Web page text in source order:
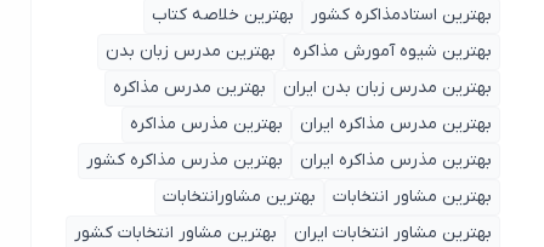
بهترین استادمذاکره کشور
بهترین خلاصه کتاب
بهترین شیوه آمورش مذاکره
بهترین مدرس زبان بدن
بهترین مدرس زبان بدن ایران
بهترین مدرس مذاکره
بهترین مدرس مذاکره ایران
بهترین مذرس مذاکره
بهترین مذرس مذاکره ایران
بهترین مذرس مذاکره کشور
بهترین مشاور انتخابات
بهترین مشاورانتخابات
بهترین مشاور انتخابات ایران
بهترین مشاور انتخابات کشور